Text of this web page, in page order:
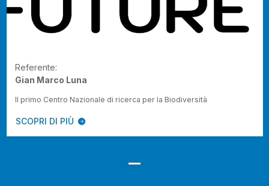
Referente:
Gian Marco Luna
Il primo Centro Nazionale di ricerca per la Biodiversità
SCOPRI DI PIÙ